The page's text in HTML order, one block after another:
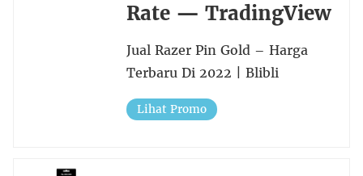
Rate — TradingView
Jual Razer Pin Gold – Harga
Terbaru Di 2022 | Blibli
Lihat Promo